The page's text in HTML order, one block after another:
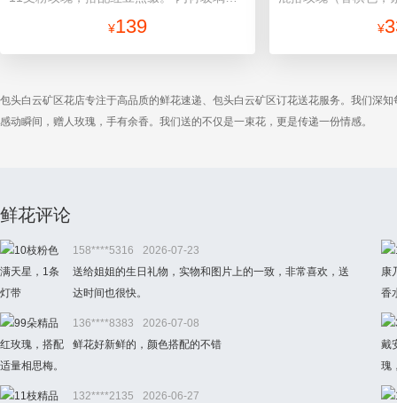
¥139 ¥
包头白云矿区花店专注于高品质的鲜花速递、包头白云矿区订花送花服务。我们深
感动瞬间，赠人玫瑰，手有余香。我们送的不仅是一束花，更是传递一份情感。
鲜花评论
158****5316
2026-07-23
送给姐姐的生日礼物，实物和图片上的一致，非常喜欢，送
达时间也很快。
136****8383
2026-07-08
鲜花好新鲜的，颜色搭配的不错
132****2135
2026-06-27